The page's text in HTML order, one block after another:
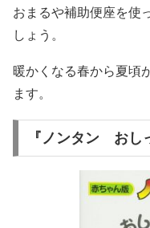
おまるや補助便座を使
しょう。
暖かくなる春から夏頃
ます。
『ノンタン おし